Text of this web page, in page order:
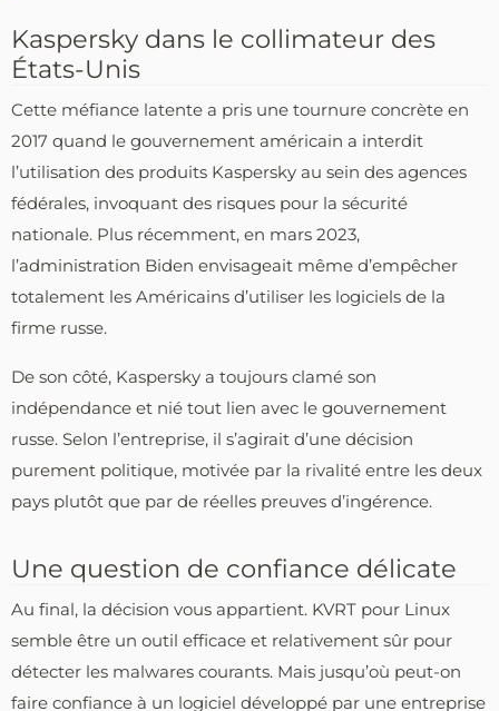
Kaspersky dans le collimateur des
États-Unis
Cette méfiance latente a pris une tournure concrète en
2017 quand le gouvernement américain a interdit
l’utilisation des produits Kaspersky au sein des agences
fédérales, invoquant des risques pour la sécurité
nationale. Plus récemment, en mars 2023,
l’administration Biden envisageait même d’empêcher
totalement les Américains d’utiliser les logiciels de la
firme russe.
De son côté, Kaspersky a toujours clamé son
indépendance et nié tout lien avec le gouvernement
russe. Selon l’entreprise, il s’agirait d’une décision
purement politique, motivée par la rivalité entre les deux
pays plutôt que par de réelles preuves d’ingérence.
Une question de confiance délicate
Au final, la décision vous appartient. KVRT pour Linux
semble être un outil efficace et relativement sûr pour
détecter les malwares courants. Mais jusqu’où peut-on
faire confiance à un logiciel développé par une entreprise